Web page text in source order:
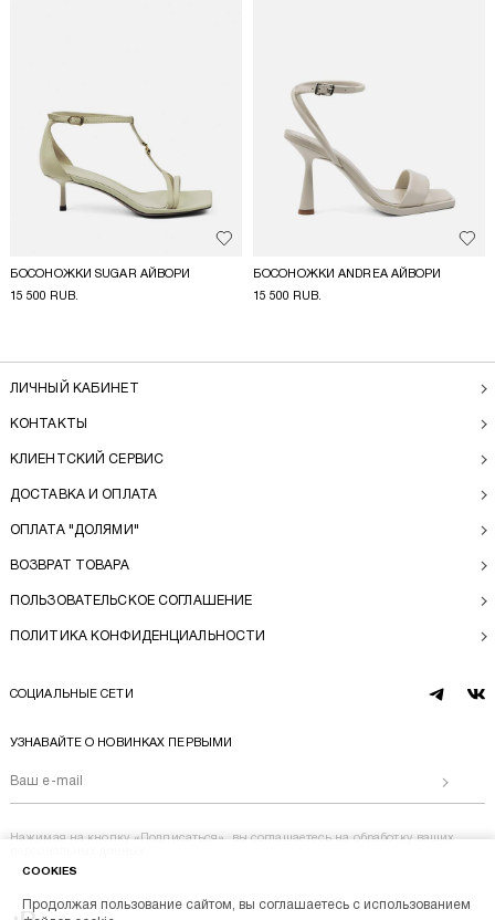
Добавить в избранное
БОСОНОЖКИ SUGAR АЙВОРИ
15 500 RUB.
БОСОНОЖКИ ANDREA АЙВОРИ
15 500 RUB.
ЛИЧНЫЙ КАБИНЕТ
КОНТАКТЫ
КЛИЕНТСКИЙ СЕРВИС
ДОСТАВКА И ОПЛАТА
ОПЛАТА "ДОЛЯМИ"
ВОЗВРАТ ТОВАРА
ПОЛЬЗОВАТЕЛЬСКОЕ СОГЛАШЕНИЕ
ПОЛИТИКА КОНФИДЕНЦИАЛЬНОСТИ
СОЦИАЛЬНЫЕ СЕТИ
telegram
vk
УЗНАВАЙТЕ О НОВИНКАХ ПЕРВЫМИ
Нажимая на кнопку «Подписаться», вы соглашаетесь на обработку ваших
COOKIES
Продолжая пользование сайтом, вы соглашаетесь с использованием